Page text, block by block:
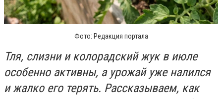
Фото: Редакция портала
Тля, слизни и колорадский жук в июле
особенно активны, а урожай уже налился
и жалко его терять. Рассказываем, как